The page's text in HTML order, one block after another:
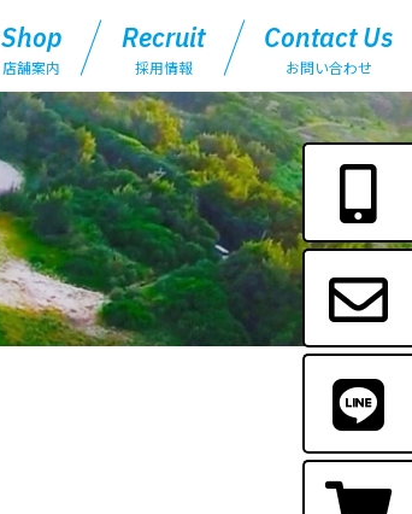
Shop
店舗案内
Recruit
採用情報
Contact Us
お問い合わせ